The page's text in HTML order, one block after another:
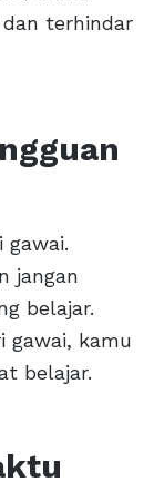
terhindar
gawai.
jangan
belajar.
gawai, kamu
belajar.